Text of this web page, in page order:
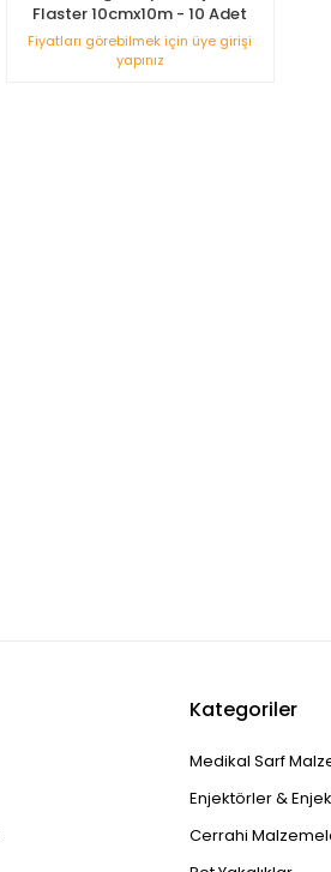
Flaster 10cmx10m - 10 Adet
Fiyatları görebilmek için üye girişi
yapınız
Kategoriler
Medikal Sarf
Enjektörler &
Cerrahi